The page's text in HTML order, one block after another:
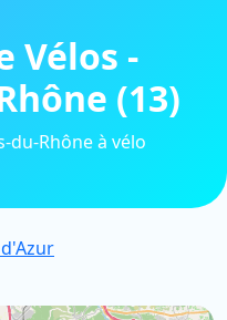
Vélos -
(13)
du-Rhône à vélo